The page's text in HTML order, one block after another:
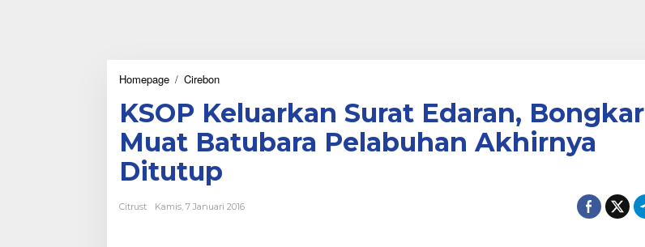
Homepage / Cirebon
O
P
K
e
l
u
r
KSOP Keluarkan Surat Edaran, Bongkar
Muat Batubara Pelabuhan Akhirnya
Ditutup
Citrust Kamis, 7 Januari 2016